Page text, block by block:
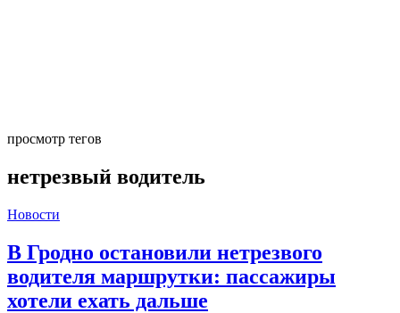
просмотр тегов
нетрезвый водитель
Новости
В Гродно остановили нетрезвого
водителя маршрутки: пассажиры
хотели ехать дальше